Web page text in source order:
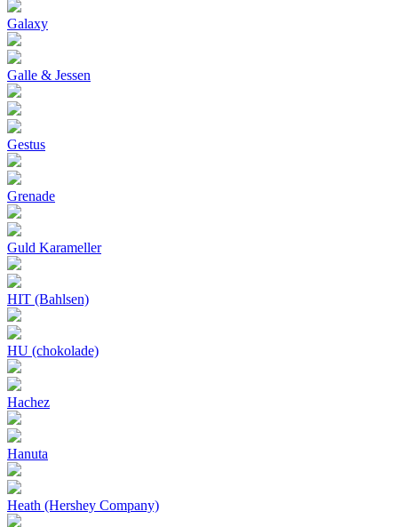
Galaxy
Galle & Jessen
Gestus
Grenade
Guld Karameller
HIT (Bahlsen)
HU (chokolade)
Hachez
Hanuta
Heath (Hershey Company)